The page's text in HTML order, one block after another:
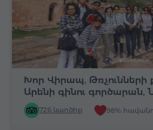
Խոր Վիրապ,
Արենի գինու գործարան,
726 կարծիք 98%